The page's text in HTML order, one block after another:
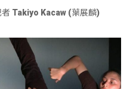
者 Takiyo Kacaw (葉展麟)